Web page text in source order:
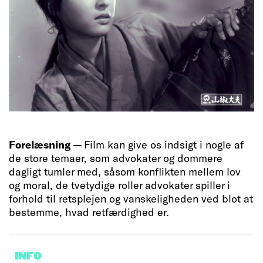
Forelæsning — Film kan give os indsigt i nogle af
de store temaer, som advokater og dommere
dagligt tumler med, såsom konflikten mellem lov
og moral, de tvetydige roller advokater spiller i
forhold til retsplejen og vanskeligheden ved blot at
bestemme, hvad retfærdighed er.
INFO